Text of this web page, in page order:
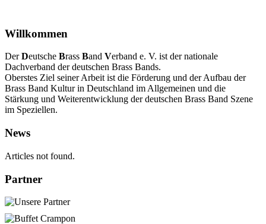
Willkommen
DerDeutsche Brass Band Verband e. V. ist der nationale
Dachverband der deutschen Brass Bands.
Oberstes Ziel seiner Arbeit ist die Förderung und der Aufbau der
Brass Band Kultur in Deutschland im Allgemeinen und die
Stärkung und Weiterentwicklung der deutschen Brass Band Szene
im Speziellen.
News
Articles not found.
Partner